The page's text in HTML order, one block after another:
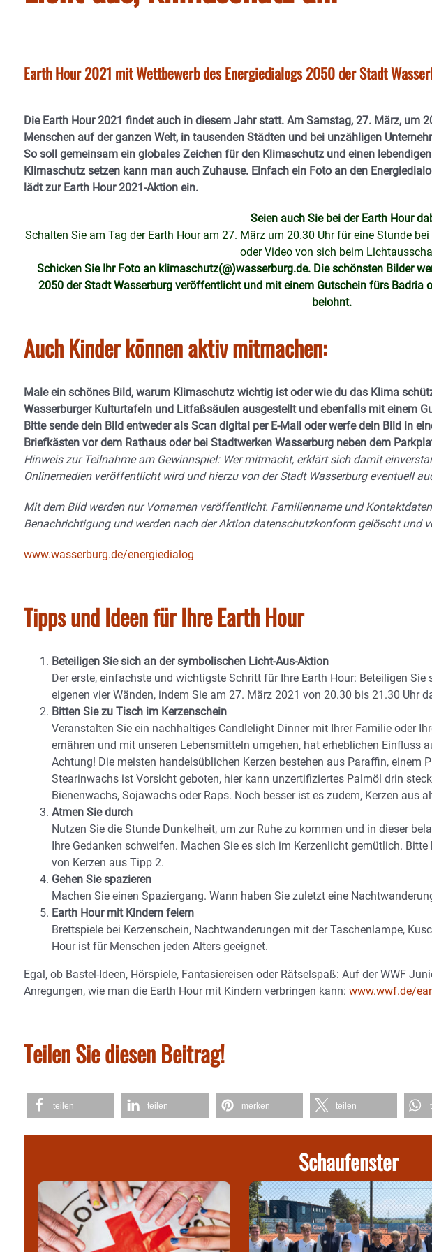
Earth Hour 2021 mit Wettbewerb des Energiedialogs 2050 der Stadt
Die Earth Hour 2021 findet auch in diesem Jahr statt. Am Samstag, 27. März, um
Menschen auf der ganzen Welt, in tausenden Städten und bei unzähligen
So soll gemeinsam ein globales Zeichen für den Klimaschutz und einen
Klimaschutz setzen kann man auch Zuhause. Einfach ein Foto an den
lädt zur Earth Hour 2021-Aktion ein.
Seien auch Sie bei der Earth Hour
Schalten Sie am Tag der Earth Hour am 27. März um 20.30 Uhr für eine Stunde
oder Video von sich beim
Schicken Sie Ihr Foto an klimaschutz(@)wasserburg.de. Die schönsten Bilder
2050 der Stadt Wasserburg veröffentlicht und mit einem Gutschein fürs Badria
belohnt.
Auch Kinder können aktiv mitmachen:
Male ein schönes Bild, warum Klimaschutz wichtig ist oder wie du das Klima
Wasserburger Kulturtafeln und Litfaßsäulen ausgestellt und ebenfalls mit einem
Bitte sende dein Bild entweder als Scan digital per E-Mail oder werfe dein Bild in
Briefkästen vor dem Rathaus oder bei Stadtwerken Wasserburg neben dem
Hinweis zur Teilnahme am Gewinnspiel: Wer mitmacht, erklärt sich damit
Onlinemedien veröffentlicht wird und hierzu von der Stadt Wasserburg eventuell
Mit dem Bild werden nur Vornamen veröffentlicht. Familienname und
Benachrichtigung und werden nach der Aktion datenschutzkonform gelöscht und
www.wasserburg.de/energiedialog
Tipps und Ideen für Ihre Earth Hour
Beteiligen Sie sich an der symbolischen Licht-Aus-Aktion
Der erste, einfachste und wichtigste Schritt für Ihre Earth Hour: Beteiligen
eigenen vier Wänden, indem Sie am 27. März 2021 von 20.30 bis 21.30 Uhr
Bitten Sie zu Tisch im Kerzenschein
Veranstalten Sie ein nachhaltiges Candlelight Dinner mit Ihrer Familie oder
ernähren und mit unseren Lebensmitteln umgehen, hat erheblichen Einfluss
Achtung! Die meisten handelsüblichen Kerzen bestehen aus Paraffin, einem
Stearinwachs ist Vorsicht geboten, hier kann unzertifiziertes Palmöl drin
Bienenwachs, Sojawachs oder Raps. Noch besser ist es zudem, Kerzen aus
Atmen Sie durch
Nutzen Sie die Stunde Dunkelheit, um zur Ruhe zu kommen und in dieser
Ihre Gedanken schweifen. Machen Sie es sich im Kerzenlicht gemütlich.
von Kerzen aus Tipp 2.
Gehen Sie spazieren
Machen Sie einen Spaziergang. Wann haben Sie zuletzt eine
Earth Hour mit Kindern feiern
Brettspiele bei Kerzenschein, Nachtwanderungen mit der Taschenlampe,
Hour ist für Menschen jeden Alters geeignet.
Egal, ob Bastel-Ideen, Hörspiele, Fantasiereisen oder Rätselspaß: Auf der WWF
Anregungen, wie man die Earth Hour mit Kindern verbringen kann: www.wwf.de/
Teilen Sie diesen Beitrag!
teilen teilen merken teilen
Schaufenster